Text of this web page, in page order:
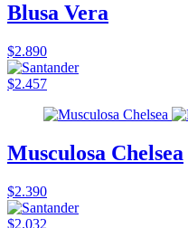
Blusa Vera
$2.890
$2.457
Musculosa Chelsea
$2.390
$2.032